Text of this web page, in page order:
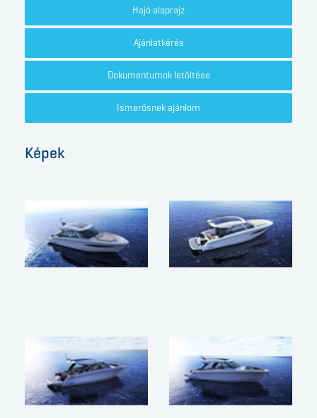
Hajó alaprajz
Ajánlatkérés
Dokumentumok letöltése
Ismerősnek ajánlom
Képek